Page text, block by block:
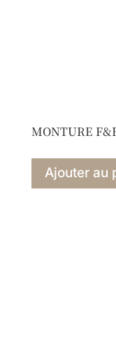
MONTURE
Ajouter au